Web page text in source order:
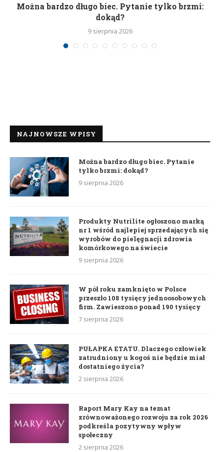
Można bardzo długo biec. Pytanie tylko brzmi:
dokąd?
9 sierpnia 2026
NAJNOWSZE WPISY
Można bardzo długo biec. Pytanie
tylko brzmi: dokąd?
9 sierpnia 2026
Produkty Nutrilite ogłoszono marką
nr 1 wśród najlepiej sprzedających się
wyrobów do pielęgnacji zdrowia
komórkowego na świecie
9 sierpnia 2026
W pół roku zamknięto w Polsce
przeszło 108 tysięcy jednoosobowych
firm. Zawieszono ponad 190 tysięcy
7 sierpnia 2026
PUŁAPKA ETATU. Dlaczego człowiek
zatrudniony u kogoś nie będzie miał
dostatniego życia?
2 sierpnia 2026
Raport Mary Kay na temat
zrównoważonego rozwoju za rok 2026
podkreśla pozytywny wpływ
społeczny
2 sierpnia 2026